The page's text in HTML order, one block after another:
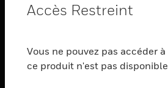
S'INSCRIRE
PRODUCTS
toggle view
Accès Restreint
Vous ne pouvez pas accéder
ce produit n'est pas